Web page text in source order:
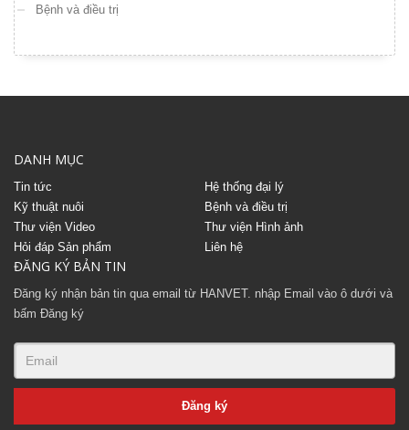
Bệnh và điều trị
DANH MỤC
Tin tức
Hệ thống đại lý
Kỹ thuật nuôi
Bệnh và điều trị
Thư viện Video
Thư viện Hình ảnh
Hỏi đáp Sản phẩm
Liên hệ
ĐĂNG KÝ BẢN TIN
Đăng ký nhận bản tin qua email từ HANVET. nhập Email vào ô dưới và
bấm Đăng ký